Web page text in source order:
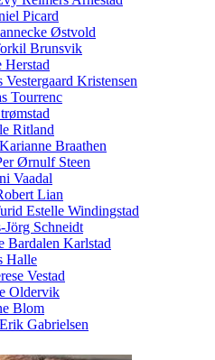
Picard
Østvold
Brunsvik
Herstad
Vestergaard Kristensen
Tourrenc
Ritland
Braathen
Ørnulf Steen
Vaadal
Lian
Estelle Windingstad
Jörg Schneidt
Bardalen Karlstad
Halle
Vestad
Oldervik
Blom
Gabrielsen